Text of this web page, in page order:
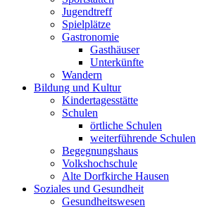
Jugendtreff
Spielplätze
Gastronomie
Gasthäuser
Unterkünfte
Wandern
Bildung und Kultur
Kindertagesstätte
Schulen
örtliche Schulen
weiterführende Schulen
Begegnungshaus
Volkshochschule
Alte Dorfkirche Hausen
Soziales und Gesundheit
Gesundheitswesen